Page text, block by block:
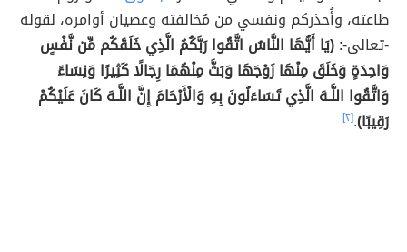
طاعته، وأُحذركم ونفسي من مُخالفته وعصيان أوامره، لقوله
-تعالى-:(يَا أَيُّهَا النَّاسُ اتَّقُوا رَبَّكُمُ الَّذِي خَلَقَكُم مِّن نَّفْسٍ
وَاحِدَةٍ وَخَلَقَ مِنْهَا زَوْجَهَا وَبَثَّ مِنْهُمَا رِجَالًا كَثِيرًا وَنِسَاءً
وَاتَّقُوا اللَّـهَ الَّذِي تَسَاءَلُونَ بِهِ وَالْأَرْحَامَ إِنَّ اللَّـهَ كَانَ عَلَيْكُمْ
رَقِيبًا).[٢]